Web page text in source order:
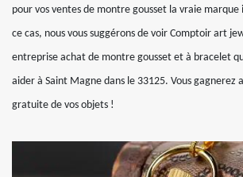
pour vos ventes de montre gousset la vraie
ce cas, nous vous suggérons de voir Comptoir art
entreprise achat de montre gousset et à bracelet
aider à Saint Magne dans le 33125. Vous gagnerez
gratuite de vos objets !